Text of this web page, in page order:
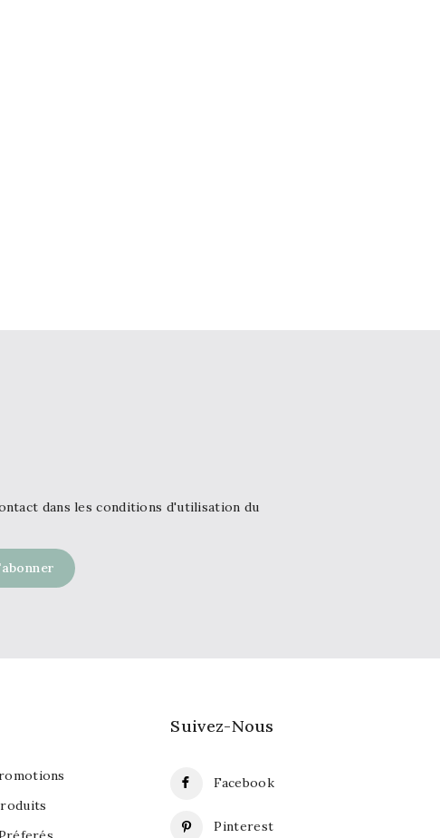
dans les conditions d'utilisation du
Suivez-Nous
Facebook
Pinterest